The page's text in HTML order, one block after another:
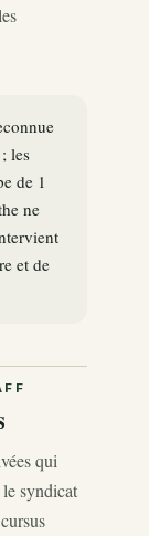
les
de 1
ne
et de
qui
syndicat